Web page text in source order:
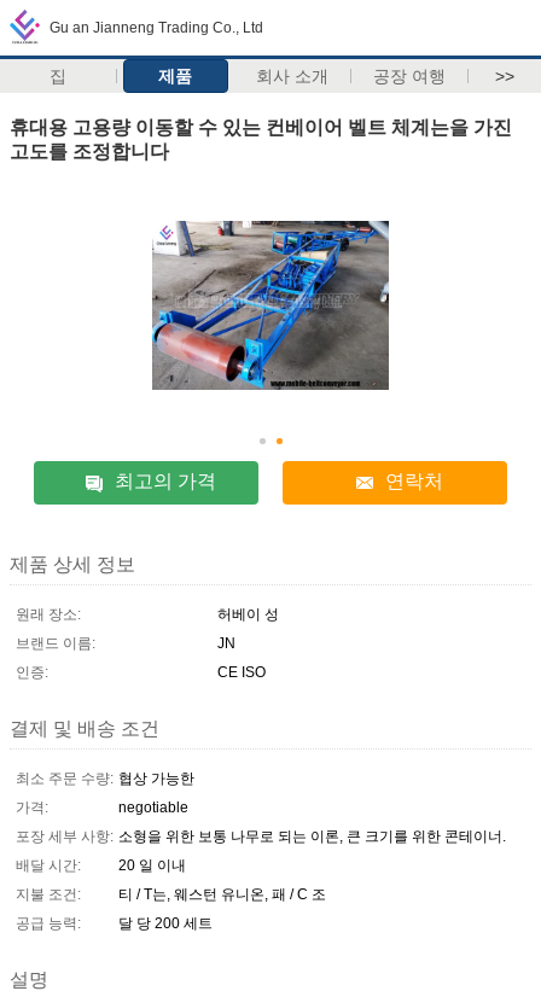
Gu an Jianneng Trading Co., Ltd
집 제품 회사 소개 공장 여행 >>
휴대용 고용량 이동할 수 있는 컨베이어 벨트 체계는을 가진
고도를 조정합니다
최고의 가격 연락처
제품 상세 정보
원래 장소:
허베이 성
브랜드 이름:
JN
인증:
CE ISO
결제 및 배송 조건
최소 주문 수량: 협상 가능한
가격:
negotiable
포장 세부 사항: 소형을 위한 보통 나무로 되는 이론, 큰 크기를 위한 콘테이너.
배달 시간:
20 일 이내
지불 조건:
티 / T는, 웨스턴 유니온, 패 / C 조
공급 능력:
달 당 200 세트
설명